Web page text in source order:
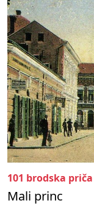
101 brodska
Mali princ